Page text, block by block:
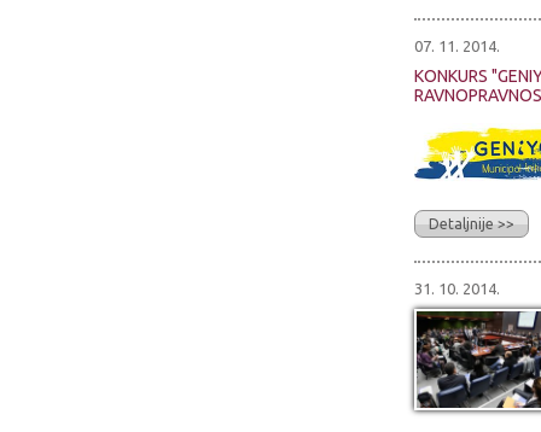
07. 11. 2014.
KONKURS
Detaljnije >>
31. 10. 2014.